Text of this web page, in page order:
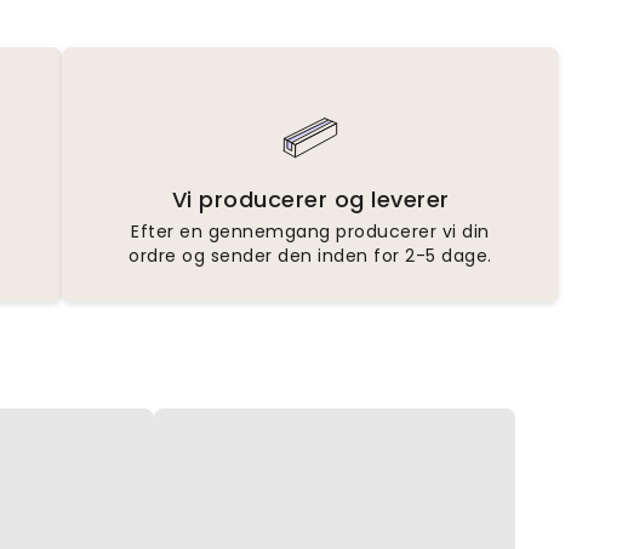
Vi producerer og leverer
Efter en gennemgang producerer vi din
ordre og sender den inden for 2-5 dage.